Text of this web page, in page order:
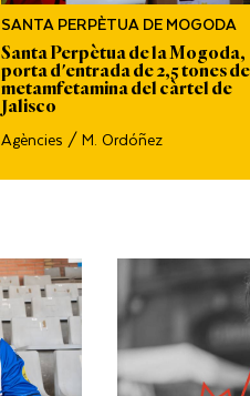
SANTA PERPÈTUA DE MOGODA
Santa Perpètua de la Mogoda,
porta d'entrada de 2,5 tones de
metamfetamina del càrtel de
Jalisco
Agències / M. Ordóñez